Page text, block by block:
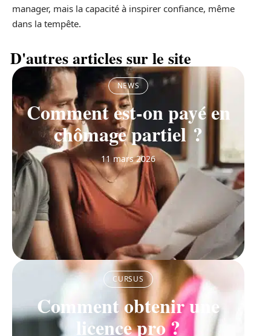
manager, mais la capacité à inspirer confiance, même
dans la tempête.
D'autres articles sur le site
NEWS
Comment est-on payé en
chômage partiel ?
11 mars 2026
CURSUS
Comment obtenir une
licence pro ?